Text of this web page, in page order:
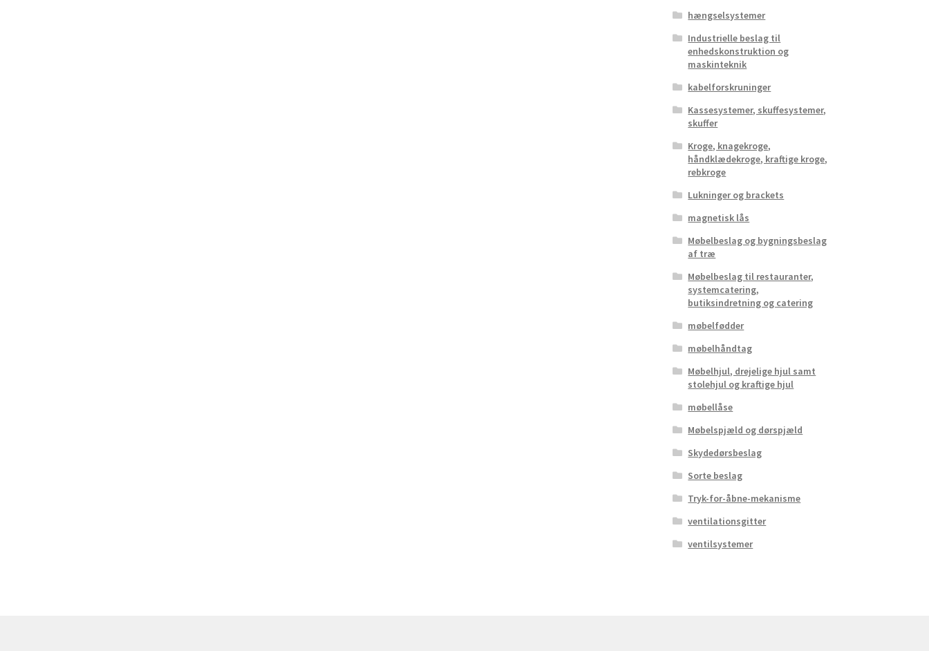
hængselsystemer
Industrielle beslag til
enhedskonstruktion og
maskinteknik
kabelforskruninger
Kassesystemer, skuffesystemer,
skuffer
Kroge, knagekroge,
håndklædekroge, kraftige kroge,
rebkroge
Lukninger og brackets
magnetisk lås
Møbelbeslag og bygningsbeslag
af træ
Møbelbeslag til restauranter,
systemcatering,
butiksindretning og catering
møbelfødder
møbelhåndtag
Møbelhjul, drejelige hjul samt
stolehjul og kraftige hjul
møbellåse
Møbelspjæld og dørspjæld
Skydedørsbeslag
Sorte beslag
Tryk-for-åbne-mekanisme
ventilationsgitter
ventilsystemer